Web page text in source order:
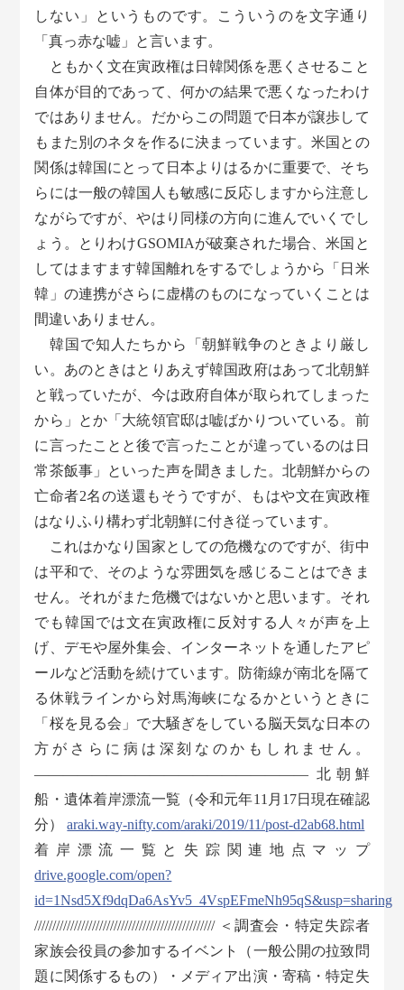
しない」というものです。こういうのを文字通り
「真っ赤な嘘」と言います。
ともかく文在寅政権は日韓関係を悪くさせること
自体が目的であって、何かの結果で悪くなったわけ
ではありません。だからこの問題で日本が譲歩して
もまた別のネタを作るに決まっています。米国との
関係は韓国にとって日本よりはるかに重要で、そち
らには一般の韓国人も敏感に反応しますから注意し
ながらですが、やはり同様の方向に進んでいくでし
ょう。とりわけGSOMIAが破棄された場合、米国と
してはますます韓国離れをするでしょうから「日米
韓」の連携がさらに虚構のものになっていくことは
間違いありません。
韓国で知人たちから「朝鮮戦争のときより厳し
い。あのときはとりあえず韓国政府はあって北朝鮮
と戦っていたが、今は政府自体が取られてしまった
から」とか「大統領官邸は嘘ばかりついている。前
に言ったことと後で言ったことが違っているのは日
常茶飯事」といった声を聞きました。北朝鮮からの
亡命者2名の送還もそうですが、もはや文在寅政権
はなりふり構わず北朝鮮に付き従っています。
これはかなり国家としての危機なのですが、街中
は平和で、そのような雰囲気を感じることはできま
せん。それがまた危機ではないかと思います。それ
でも韓国では文在寅政権に反対する人々が声を上
げ、デモや屋外集会、インターネットを通したアピ
ールなど活動を続けています。防衛線が南北を隔て
る休戦ラインから対馬海峡になるかというときに
「桜を見る会」で大騒ぎをしている脳天気な日本の
方がさらに病は深刻なのかもしれません。
——————————————————— 北朝鮮
船・遺体着岸漂流一覧（令和元年11月17日現在確認
分）araki.way-nifty.com/araki/2019/11/post-d2ab68.html
着岸漂流一覧と失踪関連地点マップ
drive.google.com/open?
id=1Nsd5Xf9dqDa6AsYv5_4VspEFmeNh95qS&usp=sharing
////////////////////////////////////////////////// ＜調査会・特定失踪者
家族会役員の参加するイベント（一般公開の拉致問
題に関係するもの）・メディア出演・寄稿・特定失